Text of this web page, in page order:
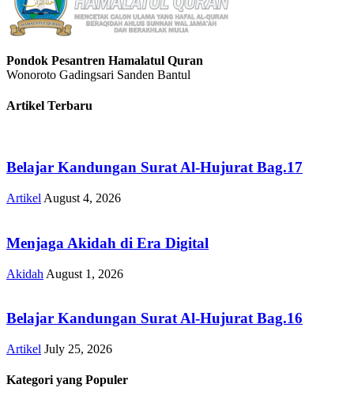
Pondok Pesantren Hamalatul Quran
Wonoroto Gadingsari Sanden Bantul
Artikel Terbaru
Belajar Kandungan Surat Al-Hujurat Bag.17
Artikel August 4, 2026
Menjaga Akidah di Era Digital
Akidah August 1, 2026
Belajar Kandungan Surat Al-Hujurat Bag.16
Artikel July 25, 2026
Kategori yang Populer